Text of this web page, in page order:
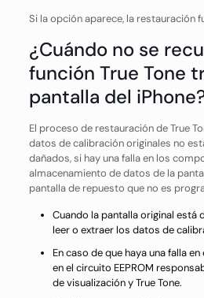
Si la opción aparece, la restauración
¿Cuándo no se
función True Tone
pantalla del
El proceso de restauración de True
datos de calibración originales no
dañados, si hay una falla en los
almacenamiento de datos de la
pantalla de repuesto que no es
Cuando la pantalla original está
leer o extraer los datos de
En caso de que haya una falla
en el circuito EEPROM
de visualización y True Tone.